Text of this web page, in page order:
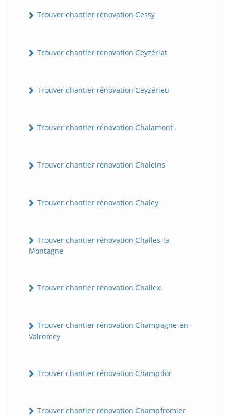
Trouver chantier rénovation Cessy
Trouver chantier rénovation Ceyzériat
Trouver chantier rénovation Ceyzérieu
Trouver chantier rénovation Chalamont
Trouver chantier rénovation Chaleins
Trouver chantier rénovation Chaley
Trouver chantier rénovation Challes-la-
Montagne
Trouver chantier rénovation Challex
Trouver chantier rénovation Champagne-en-
Valromey
Trouver chantier rénovation Champdor
Trouver chantier rénovation Champfromier